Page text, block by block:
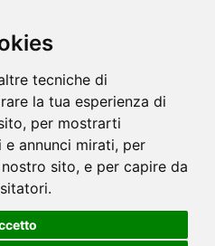
tecniche di
la tua esperienza di
per mostrarti
annunci mirati, per
sito, e per capire da